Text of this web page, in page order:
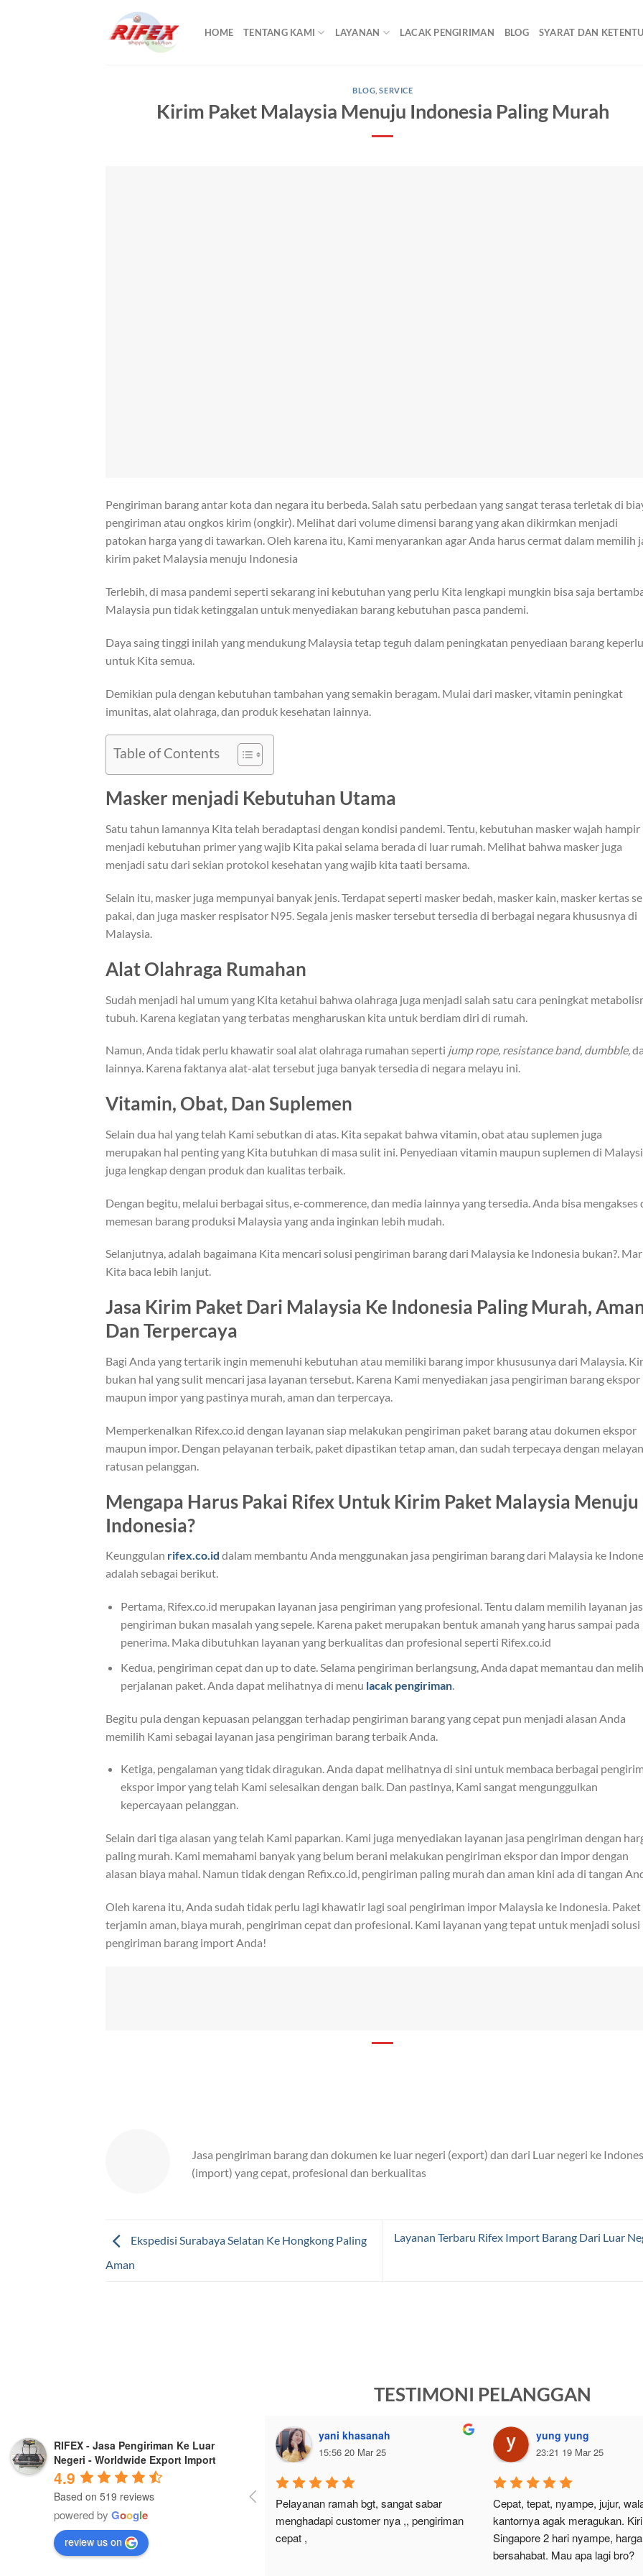
HOME TENTANG KAMI LAYANAN LACAK PENGIRIMAN BLOG SYARAT DAN
BLOG ,SERVICE
Kirim Paket Malaysia Menuju Indonesia Paling Murah
Pengiriman barang antar kota dan negara itu berbeda. Salah satu perbedaan yang sangat terasa terletak di
pengiriman atau ongkos kirim (ongkir). Melihat dari volume dimensi barang yang akan dikirmkan menjadi
patokan harga yang di tawarkan. Oleh karena itu, Kami menyarankan agar Anda harus cermat dalam memilih
kirim paket Malaysia menuju Indonesia
Terlebih, di masa pandemi seperti sekarang ini kebutuhan yang perlu Kita lengkapi mungkin bisa saja
Malaysia pun tidak ketinggalan untuk menyediakan barang kebutuhan pasca pandemi.
Daya saing tinggi inilah yang mendukung Malaysia tetap teguh dalam peningkatan penyediaan barang
untuk Kita semua.
Demikian pula dengan kebutuhan tambahan yang semakin beragam. Mulai dari masker, vitamin peningkat
imunitas, alat olahraga, dan produk kesehatan lainnya.
Table of Contents
Masker menjadi Kebutuhan Utama
Satu tahun lamannya Kita telah beradaptasi dengan kondisi pandemi. Tentu, kebutuhan masker wajah hampir
menjadi kebutuhan primer yang wajib Kita pakai selama berada di luar rumah. Melihat bahwa masker juga
menjadi satu dari sekian protokol kesehatan yang wajib kita taati bersama.
Selain itu, masker juga mempunyai banyak jenis. Terdapat seperti masker bedah, masker kain, masker kertas
pakai, dan juga masker respisator N95. Segala jenis masker tersebut tersedia di berbagai negara khususnya di
Malaysia.
Alat Olahraga Rumahan
Sudah menjadi hal umum yang Kita ketahui bahwa olahraga juga menjadi salah satu cara peningkat
tubuh. Karena kegiatan yang terbatas mengharuskan kita untuk berdiam diri di rumah.
Namun, Anda tidak perlu khawatir soal alat olahraga rumahan seperti jump rope, resistance band, dumbble,
lainnya. Karena faktanya alat-alat tersebut juga banyak tersedia di negara melayu ini.
Vitamin, Obat, Dan Suplemen
Selain dua hal yang telah Kami sebutkan di atas. Kita sepakat bahwa vitamin, obat atau suplemen juga
merupakan hal penting yang Kita butuhkan di masa sulit ini. Penyediaan vitamin maupun suplemen di
juga lengkap dengan produk dan kualitas terbaik.
Dengan begitu, melalui berbagai situs, e-commerence, dan media lainnya yang tersedia. Anda bisa mengakses
memesan barang produksi Malaysia yang anda inginkan lebih mudah.
Selanjutnya, adalah bagaimana Kita mencari solusi pengiriman barang dari Malaysia ke Indonesia bukan?.
Kita baca lebih lanjut.
Jasa Kirim Paket Dari Malaysia Ke Indonesia Paling Murah,
Dan Terpercaya
Bagi Anda yang tertarik ingin memenuhi kebutuhan atau memiliki barang impor khususunya dari Malaysia.
bukan hal yang sulit mencari jasa layanan tersebut. Karena Kami menyediakan jasa pengiriman barang ekspor
maupun impor yang pastinya murah, aman dan terpercaya.
Memperkenalkan Rifex.co.id dengan layanan siap melakukan pengiriman paket barang atau dokumen ekspor
maupun impor. Dengan pelayanan terbaik, paket dipastikan tetap aman, dan sudah terpecaya dengan
ratusan pelanggan.
Mengapa Harus Pakai Rifex Untuk Kirim Paket Malaysia Menuju
Indonesia?
Keunggulan rifex.co.id dalam membantu Anda menggunakan jasa pengiriman barang dari Malaysia ke
adalah sebagai berikut.
Pertama, Rifex.co.id merupakan layanan jasa pengiriman yang profesional. Tentu dalam memilih layanan
pengiriman bukan masalah yang sepele. Karena paket merupakan bentuk amanah yang harus sampai pada
penerima. Maka dibutuhkan layanan yang berkualitas dan profesional seperti Rifex.co.id
Kedua, pengiriman cepat dan up to date. Selama pengiriman berlangsung, Anda dapat memantau dan
perjalanan paket. Anda dapat melihatnya di menu lacak pengiriman.
Begitu pula dengan kepuasan pelanggan terhadap pengiriman barang yang cepat pun menjadi alasan Anda
memilih Kami sebagai layanan jasa pengiriman barang terbaik Anda.
Ketiga, pengalaman yang tidak diragukan. Anda dapat melihatnya di sini untuk membaca berbagai
ekspor impor yang telah Kami selesaikan dengan baik. Dan pastinya, Kami sangat mengunggulkan
kepercayaan pelanggan.
Selain dari tiga alasan yang telah Kami paparkan. Kami juga menyediakan layanan jasa pengiriman dengan
paling murah. Kami memahami banyak yang belum berani melakukan pengiriman ekspor dan impor dengan
alasan biaya mahal. Namun tidak dengan Refix.co.id, pengiriman paling murah dan aman kini ada di tangan
Oleh karena itu, Anda sudah tidak perlu lagi khawatir lagi soal pengiriman impor Malaysia ke Indonesia. Paket
terjamin aman, biaya murah, pengiriman cepat dan profesional. Kami layanan yang tepat untuk menjadi solusi
pengiriman barang import Anda!
Jasa pengiriman barang dan dokumen ke luar negeri (export) dan dari Luar negeri ke
(import) yang cepat, profesional dan berkualitas
Ekspedisi Surabaya Selatan Ke Hongkong Paling
Aman
Layanan Terbaru Rifex Import Barang Dari Luar
TESTIMONI PELANGGAN
RIFEX - Jasa Pengiriman Ke Luar
Negeri - Worldwide Export Import
4.9
Based on 519 reviews
powered by Google
review us on
yani khasanah
15:56 20 Mar 25
Pelayanan ramah bgt, sangat sabar
menghadapi customer nya ,, pengiriman
cepat ,
yung yung
23:21 19 Mar 25
Cepat, tepat, nyampe, jujur,
kantornya agak meragukan.
Singapore 2 hari nyampe, harga
bersahabat. Mau apa lagi bro?